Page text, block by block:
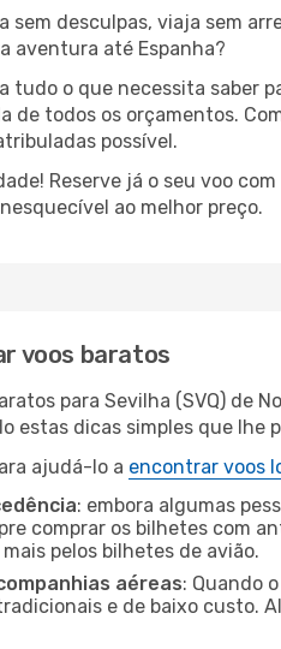
sem desculpas, viaja sem
aventura até Espanha?
tudo o que necessita saber
de todos os orçamentos.
possível.
Reserve já o seu voo com
ao melhor preço.
voos baratos
para Sevilha (SVQ) de
estas dicas simples que
ajudá-lo a encontrar voos
: embora algumas
comprar os bilhetes com
pelos bilhetes de avião.
aéreas: Quando
e de baixo custo.